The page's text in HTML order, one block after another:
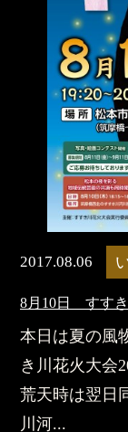
2017.08.06
8月10日 すすき
本日は夏の風
き川花火大会
荒天時は翌日
川河...